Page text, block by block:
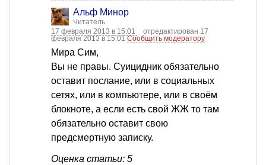
Альф Минор
Читатель
17 февраля 2013 в 15:01
отредактирован 17
февраля 2013 в 15:01Сообщить модератору
Мира Сим,
Вы не правы. Суицидник обязательно
оставит послание, или в социальных
сетях, или в компьютере, или в своём
блокноте, а если есть свой ЖЖ то там
обязательно оставит свою
предсмертную записку.
Оценка статьи: 5